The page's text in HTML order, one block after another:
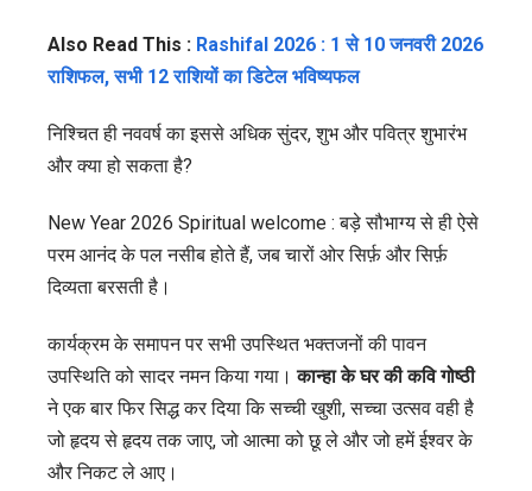
Also Read This : Rashifal 2026 : 1 से 10 जनवरी 2026
राशिफल, सभी 12 राशियों का डिटेल भविष्यफल
निश्चित ही नववर्ष का इससे अधिक सुंदर, शुभ और पवित्र शुभारंभ
और क्या हो सकता है?
New Year 2026 Spiritual welcome : बड़े सौभाग्य से ही ऐसे
परम आनंद के पल नसीब होते हैं, जब चारों ओर सिर्फ़ और सिर्फ़
दिव्यता बरसती है।
कार्यक्रम के समापन पर सभी उपस्थित भक्तजनों की पावन
उपस्थिति को सादर नमन किया गया।कान्हा के घर की कवि गोष्ठी
ने एक बार फिर सिद्ध कर दिया कि सच्ची खुशी, सच्चा उत्सव वही है
जो हृदय से हृदय तक जाए, जो आत्मा को छू ले और जो हमें ईश्वर के
और निकट ले आए।